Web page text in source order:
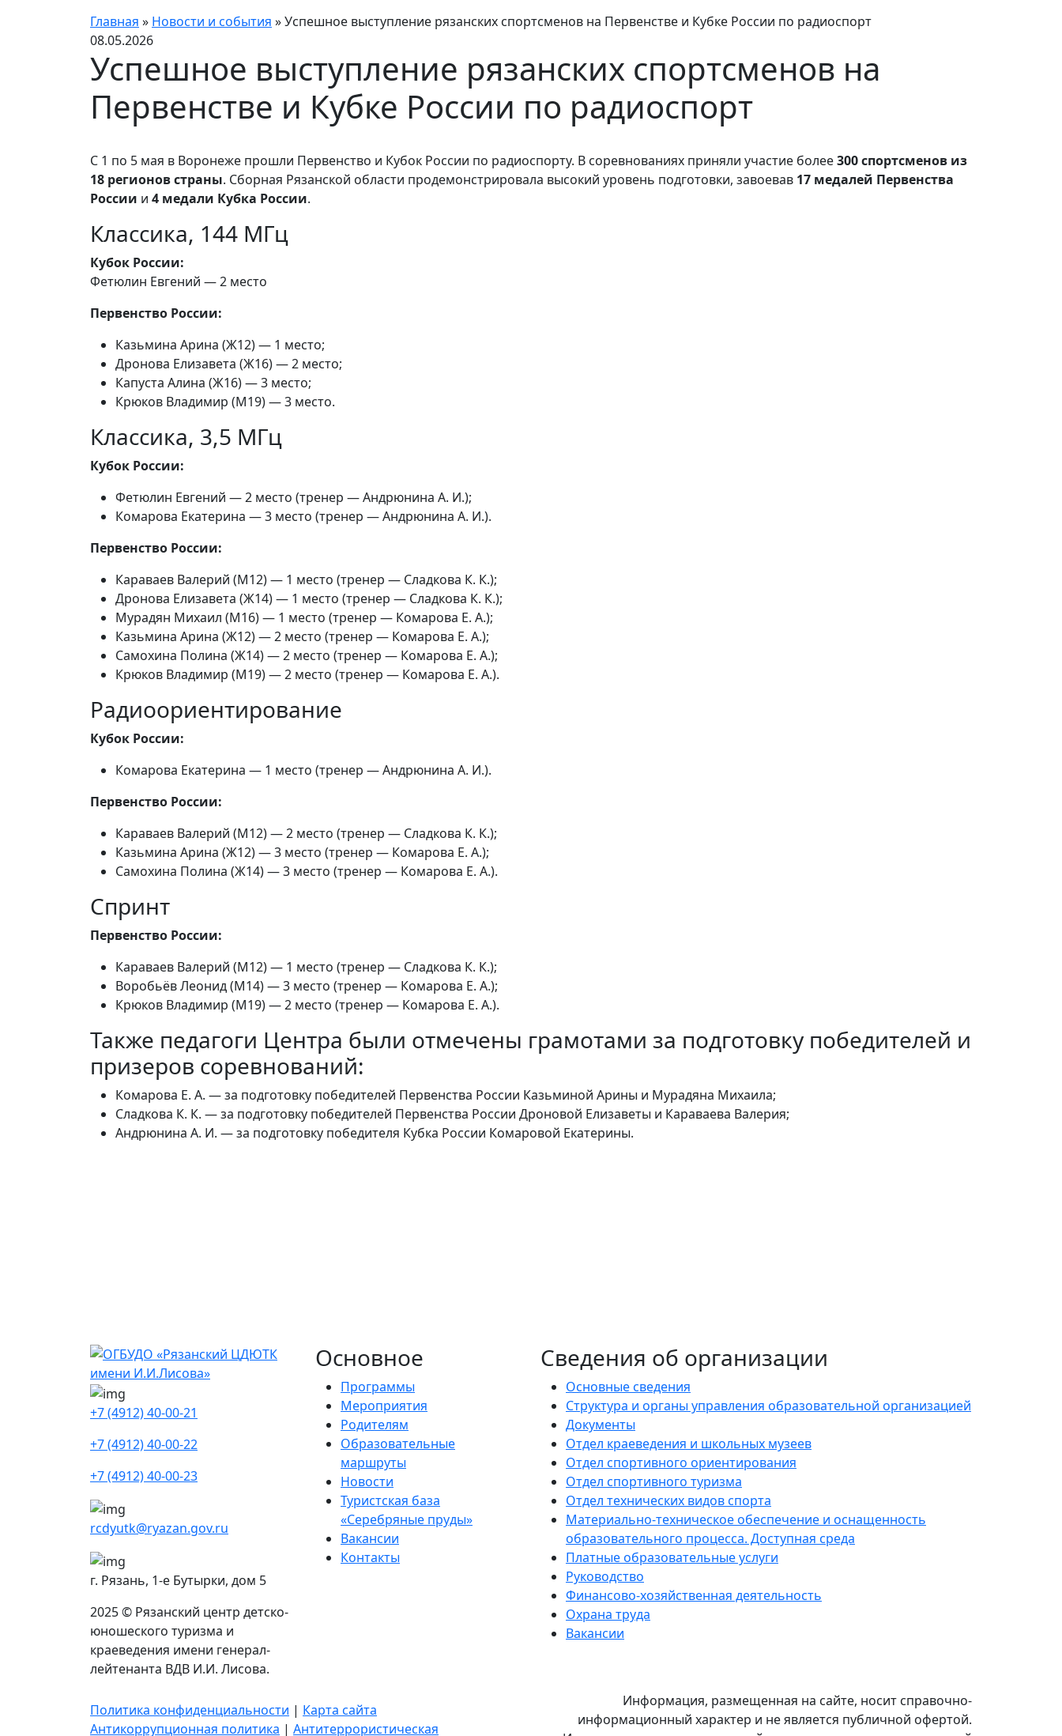
Главная » Новости и события »Успешное выступление рязанских спортсменов на Первенстве и Кубке России по радиоспорт
08.05.2026
Успешное выступление рязанских спортсменов на
Первенстве и Кубке России по радиоспорт
С 1 по 5 мая в Воронеже прошли Первенство и Кубок России по радиоспорту. В соревнованиях приняли участие более300 спортсменов из
18 регионов страны. Сборная Рязанской области продемонстрировала высокий уровень подготовки, завоевав 17 медалей Первенства
России и 4 медали Кубка России.
Классика, 144 МГц
Кубок России:
Фетюлин Евгений — 2 место
Первенство России:
Казьмина Арина (Ж12) — 1 место;
Дронова Елизавета (Ж16) — 2 место;
Капуста Алина (Ж16) — 3 место;
Крюков Владимир (М19) — 3 место.
Классика, 3,5 МГц
Кубок России:
Фетюлин Евгений — 2 место (тренер — Андрюнина А. И.);
Комарова Екатерина — 3 место (тренер — Андрюнина А. И.).
Первенство России:
Караваев Валерий (М12) — 1 место (тренер — Сладкова К. К.);
Дронова Елизавета (Ж14) — 1 место (тренер — Сладкова К. К.);
Мурадян Михаил (М16) — 1 место (тренер — Комарова Е. А.);
Казьмина Арина (Ж12) — 2 место (тренер — Комарова Е. А.);
Самохина Полина (Ж14) — 2 место (тренер — Комарова Е. А.);
Крюков Владимир (М19) — 2 место (тренер — Комарова Е. А.).
Радиоориентирование
Кубок России:
Комарова Екатерина — 1 место (тренер — Андрюнина А. И.).
Первенство России:
Караваев Валерий (М12) — 2 место (тренер — Сладкова К. К.);
Казьмина Арина (Ж12) — 3 место (тренер — Комарова Е. А.);
Самохина Полина (Ж14) — 3 место (тренер — Комарова Е. А.).
Спринт
Первенство России:
Караваев Валерий (М12) — 1 место (тренер — Сладкова К. К.);
Воробьёв Леонид (М14) — 3 место (тренер — Комарова Е. А.);
Крюков Владимир (М19) — 2 место (тренер — Комарова Е. А.).
Также педагоги Центра были отмечены грамотами за подготовку победителей и
призеров соревнований:
Комарова Е. А. — за подготовку победителей Первенства России Казьминой Арины и Мурадяна Михаила;
Сладкова К. К. — за подготовку победителей Первенства России Дроновой Елизаветы и Караваева Валерия;
Андрюнина А. И. — за подготовку победителя Кубка России Комаровой Екатерины.
+7 (4912) 40-00-21
+7 (4912) 40-00-22
+7 (4912) 40-00-23
rcdyutk@ryazan.gov.ru
г. Рязань, 1-e Бутырки, дом 5
2025 © Рязанский центр детско-
юношеского туризма и
краеведения имени генерал-
лейтенанта ВДВ И.И. Лисова.
Основное
Программы
Мероприятия
Родителям
Образовательные
маршруты
Новости
Туристская база
«Серебряные пруды»
Вакансии
Контакты
Сведения об организации
Основные сведения
Структура и органы управления образовательной организацией
Документы
Отдел краеведения и школьных музеев
Отдел спортивного ориентирования
Отдел спортивного туризма
Отдел технических видов спорта
Материально-техническое обеспечение и оснащенность
образовательного процесса. Доступная среда
Платные образовательные услуги
Руководство
Финансово-хозяйственная деятельность
Охрана труда
Вакансии
Политика конфиденциальности | Карта сайта
Антикоррупционная политика | Антитеррористическая
Информация, размещенная на сайте, носит справочно-
информационный характер и не является публичной офертой.